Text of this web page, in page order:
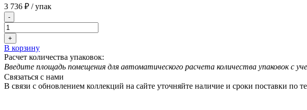
3 736 ₽ / упак
-
+
В корзину
Расчет количества упаковок:
Введите площадь помещения для автоматического расчета количества упаковок с
Связаться с нами
В связи с обновлением коллекций на сайте уточняйте наличие и сроки поставки по